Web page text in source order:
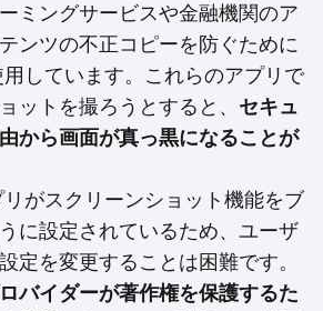
ミングサービスや金融機関のア
ンツの不正コピーを防ぐために
しています。これらのアプリで
ットを撮ろうとすると、 セキュ
から画面が真っ黒になることが
がスクリーンショット機能をブ
に設定されているため、ユーザ
定を変更することは困難です。
バイダーが著作権を保護するた